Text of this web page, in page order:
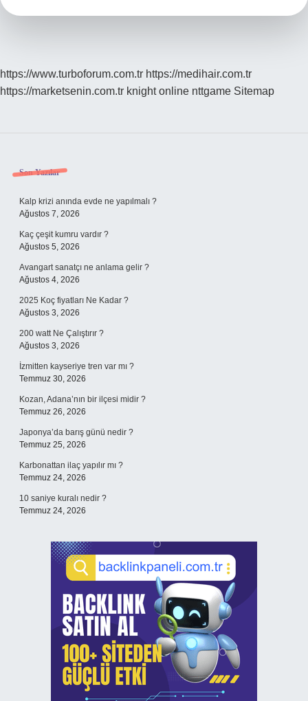
https://www.turboforum.com.tr https://medihair.com.tr
https://marketsenin.com.tr knight online nttgame Sitemap
Sidebar
Son Yazılar
Kalp krizi anında evde ne yapılmalı ?
Ağustos 7, 2026
Kaç çeşit kumru vardır ?
Ağustos 5, 2026
Avangart sanatçı ne anlama gelir ?
Ağustos 4, 2026
2025 Koç fiyatları Ne Kadar ?
Ağustos 3, 2026
200 watt Ne Çalıştırır ?
Ağustos 3, 2026
İzmitten kayseriye tren var mı ?
Temmuz 30, 2026
Kozan, Adana’nın bir ilçesi midir ?
Temmuz 26, 2026
Japonya’da barış günü nedir ?
Temmuz 25, 2026
Karbonattan ilaç yapılır mı ?
Temmuz 24, 2026
10 saniye kuralı nedir ?
Temmuz 24, 2026